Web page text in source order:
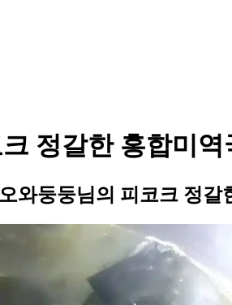
정갈한 홍합미역
와둥둥님의 피코크 정